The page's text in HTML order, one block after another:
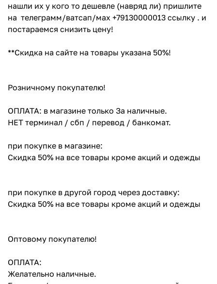
нашли их у кого то дешевле (навряд ли) пришлите
на телеграмм/ватсап/мах +79130000013 ссылку . и
постараемся снизить цену!
**Скидка на сайте на товары указана 50%!
Розничному покупателю!
ОПЛАТА: в магазине только За наличные.
НЕТ терминал / сбп / перевод / банкомат.
при покупке в магазине:
Скидка 50% на все товары кроме акций и одежды
при покупке в другой город через доставку:
Скидка 50% на все товары кроме акций и одежды
Оптовому покупателю!
ОПЛАТА:
Желательно наличные.